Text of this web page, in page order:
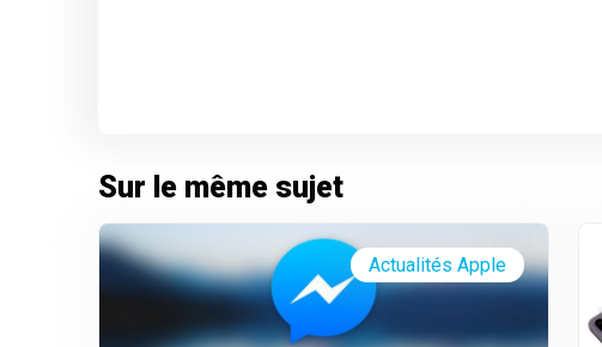
Sur le même sujet
Actualités Apple